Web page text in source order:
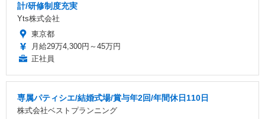
計/研修制度充実
Yts株式会社
東京都
月給29万4,300円～45万円
正社員
専属パティシエ/結婚式場/賞与年2回/年間休日110日
株式会社ベストプランニング